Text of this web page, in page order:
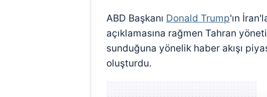
ABD Başkanı Donald Trump'ın
açıklamasına rağmen Tahran
sunduğuna yönelik haber akışı
oluşturdu.